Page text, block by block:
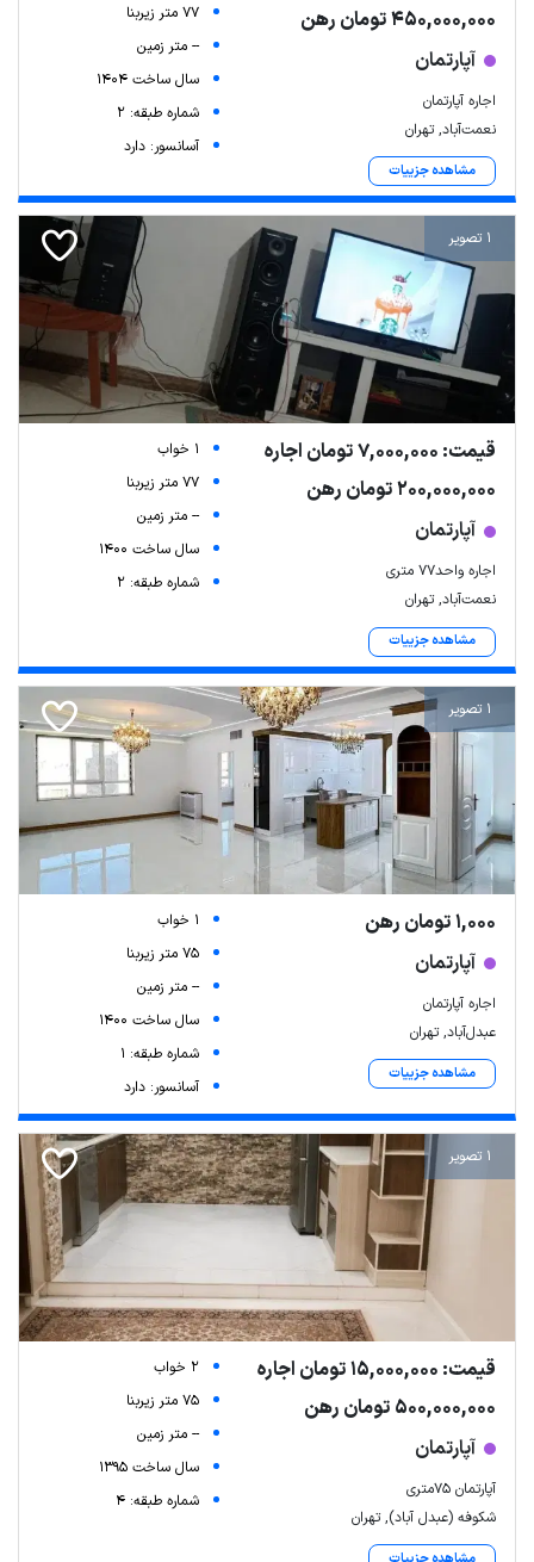
450,000,000 تومان رهن
آپارتمان
اجاره آپارتمان
نعمت‌آباد, تهران
مشاهده جزییات
77 متر زیربنا
-- متر زمین
سال ساخت 1404
شماره طبقه: 2
آسانسور: دارد
1 تصویر
قیمت: 7,000,000 تومان اجاره
200,000,000 تومان رهن
آپارتمان
اجاره واحد77 متری
نعمت‌آباد, تهران
مشاهده جزییات
1 خواب
77 متر زیربنا
-- متر زمین
سال ساخت 1400
شماره طبقه: 2
1 تصویر
1,000 تومان رهن
آپارتمان
اجاره آپارتمان
عبدل‌آباد, تهران
مشاهده جزییات
1 خواب
75 متر زیربنا
-- متر زمین
سال ساخت 1400
شماره طبقه: 1
آسانسور: دارد
1 تصویر
قیمت: 15,000,000 تومان اجاره
500,000,000 تومان رهن
آپارتمان
آپارتمان ۷۵متری
شکوفه (عبدل آباد), تهران
2 خواب
75 متر زیربنا
-- متر زمین
سال ساخت 1395
شماره طبقه: 4